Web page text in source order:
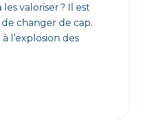
valoriser ? Il est
changer de cap.
l’explosion des